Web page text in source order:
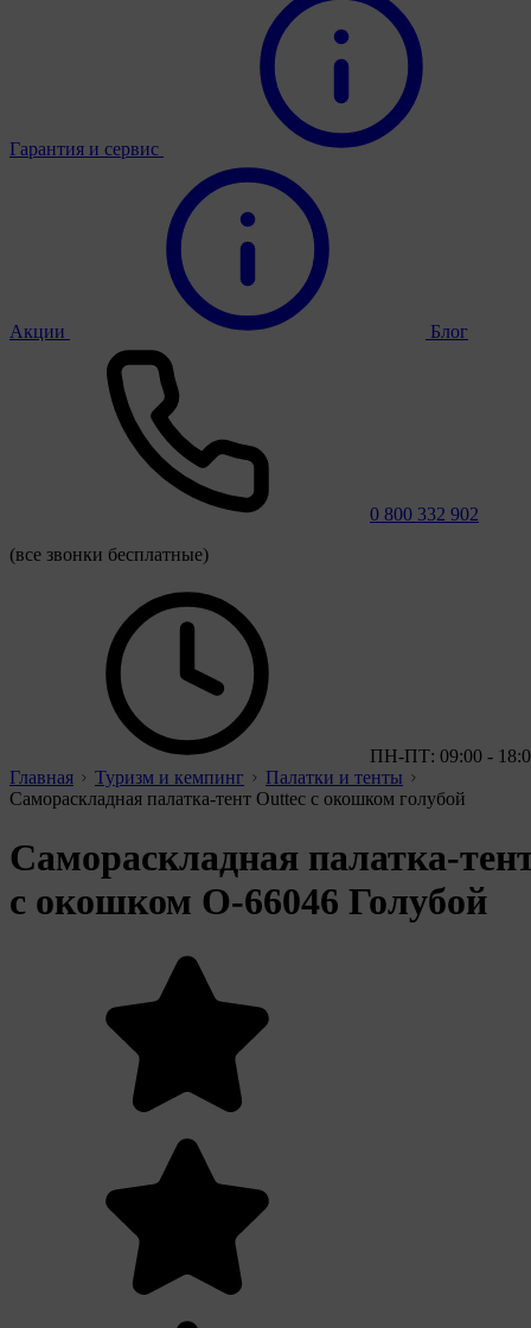
Гарантия и сервис
Акции Блог
0 800 332 902
(все звонки бесплатные)
ПН-ПТ: 09:00 -
Главная
Туризм и кемпинг
Палатки и тенты
Самораскладная палатка-тент Outtec с окошком голубой
Самораскладная палатка-
с окошком O-66046 Голубой